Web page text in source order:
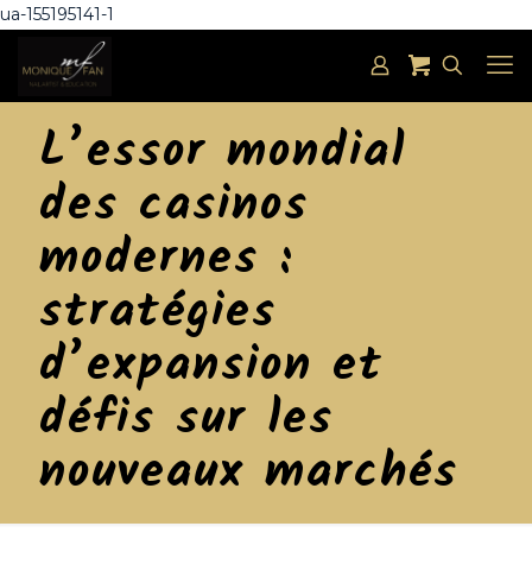
ua-155195141-1
L’essor mondial
des casinos
modernes :
stratégies
d’expansion et
défis sur les
nouveaux marchés